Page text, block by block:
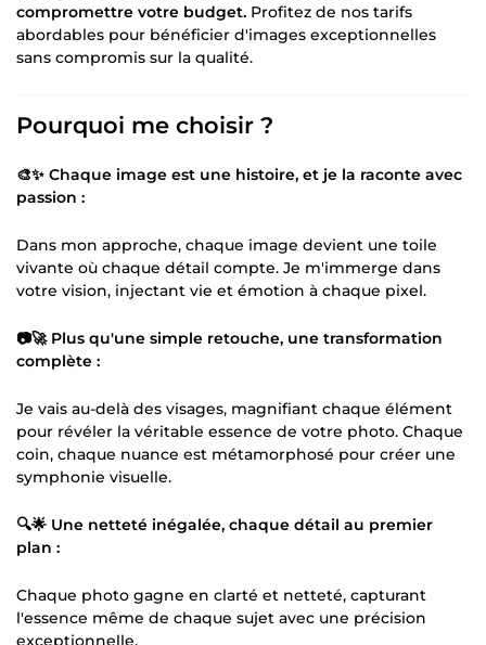
compromettre votre budget. Profitez de nos tarifs
abordables pour bénéficier d'images exceptionnelles
sans compromis sur la qualité.
Pourquoi me choisir ?
🎨✨ Chaque image est une histoire, et je la raconte avec
passion :
Dans mon approche, chaque image devient une toile
vivante où chaque détail compte. Je m'immerge dans
votre vision, injectant vie et émotion à chaque pixel.
📷🚀 Plus qu'une simple retouche, une transformation
complète :
Je vais au-delà des visages, magnifiant chaque élément
pour révéler la véritable essence de votre photo. Chaque
coin, chaque nuance est métamorphosé pour créer une
symphonie visuelle.
🔍🌟 Une netteté inégalée, chaque détail au premier
plan :
Chaque photo gagne en clarté et netteté, capturant
l'essence même de chaque sujet avec une précision
exceptionnelle.